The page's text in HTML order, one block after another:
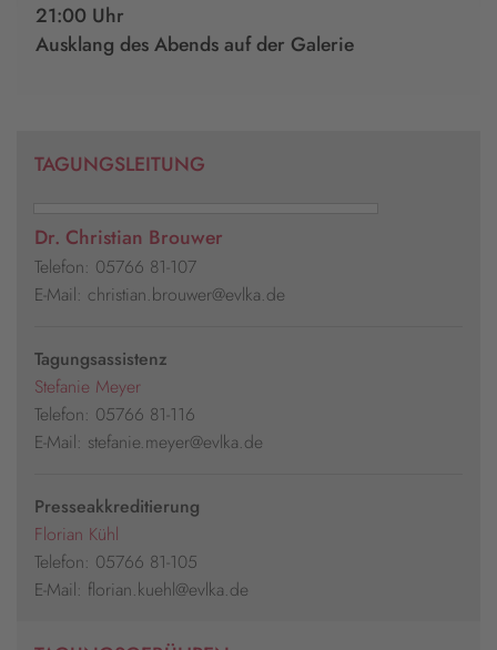
21:00 Uhr
Ausklang des Abends auf der Galerie
TAGUNGSLEITUNG
Dr. Christian Brouwer
Telefon: 05766 81-107
E-Mail: christian.brouwer@evlka.de
Tagungsassistenz
Stefanie Meyer
Telefon: 05766 81-116
E-Mail: stefanie.meyer@evlka.de
Presseakkreditierung
Florian Kühl
Telefon: 05766 81-105
E-Mail: florian.kuehl@evlka.de